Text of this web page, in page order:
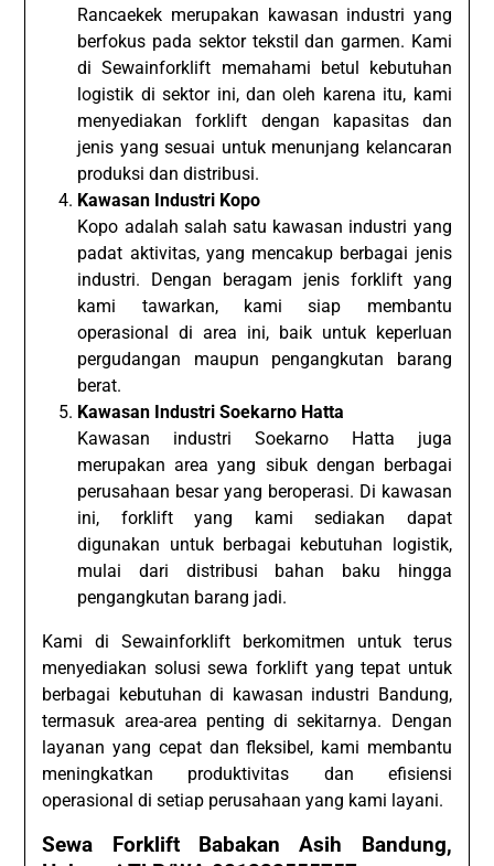
Rancaekek merupakan kawasan industri yang
berfokus pada sektor tekstil dan garmen. Kami
di Sewainforklift memahami betul kebutuhan
logistik di sektor ini, dan oleh karena itu, kami
menyediakan forklift dengan kapasitas dan
jenis yang sesuai untuk menunjang kelancaran
produksi dan distribusi.
Kawasan Industri Kopo
Kopo adalah salah satu kawasan industri yang
padat aktivitas, yang mencakup berbagai jenis
industri. Dengan beragam jenis forklift yang
kami tawarkan, kami siap membantu
operasional di area ini, baik untuk keperluan
pergudangan maupun pengangkutan barang
berat.
Kawasan Industri Soekarno Hatta
Kawasan industri Soekarno Hatta juga
merupakan area yang sibuk dengan berbagai
perusahaan besar yang beroperasi. Di kawasan
ini, forklift yang kami sediakan dapat
digunakan untuk berbagai kebutuhan logistik,
mulai dari distribusi bahan baku hingga
pengangkutan barang jadi.
Kami di Sewainforklift berkomitmen untuk terus
menyediakan solusi sewa forklift yang tepat untuk
berbagai kebutuhan di kawasan industri Bandung,
termasuk area-area penting di sekitarnya. Dengan
layanan yang cepat dan fleksibel, kami membantu
meningkatkan produktivitas dan efisiensi
operasional di setiap perusahaan yang kami layani.
Sewa Forklift Babakan Asih Bandung,